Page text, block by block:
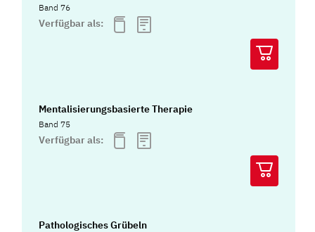
Band 76
Verfügbar als:
Mentalisierungsbasierte Therapie
Band 75
Verfügbar als:
Pathologisches Grübeln